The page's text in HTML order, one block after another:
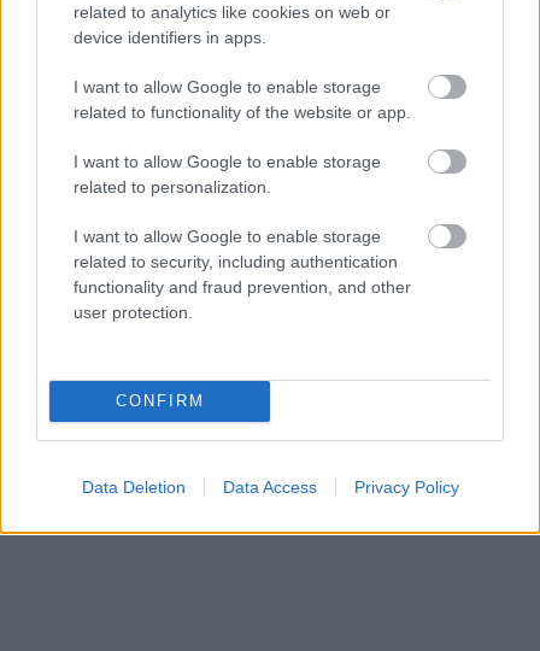
related to analytics like cookies on web or
device identifiers in apps.
I want to allow Google to enable storage
related to functionality of the website or app.
I want to allow Google to enable storage
related to personalization.
I want to allow Google to enable storage
related to security, including authentication
functionality and fraud prevention, and other
user protection.
CONFIRM
Data Deletion Data Access Privacy Policy